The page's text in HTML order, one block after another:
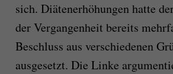
sich. Diätenerhöhungen hatte
der Vergangenheit bereits
Beschluss aus verschiedenen
ausgesetzt. Die Linke